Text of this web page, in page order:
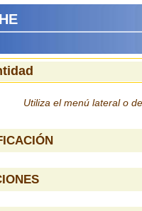
Utiliza el menú lateral o